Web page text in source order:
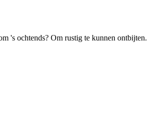
's ochtends? Om rustig te kunnen ontbijten.